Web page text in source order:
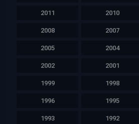
2011 2010
2008 2007
2005 2004
2002 2001
1999 1998
1996 1995
1993 1992